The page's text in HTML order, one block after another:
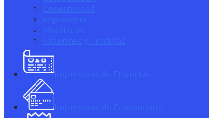
Conectividad
Ergonomía
Monitores
Maletines y Mochilas
Impresoras de Etiquetas
Impresoras de Credenciales